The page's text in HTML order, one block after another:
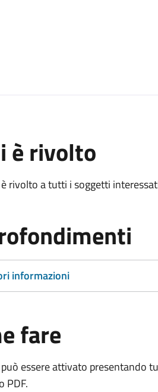
è rivolto
rivolto a tutti i soggetti
informazioni
fare
essere attivato presentando
PDF.